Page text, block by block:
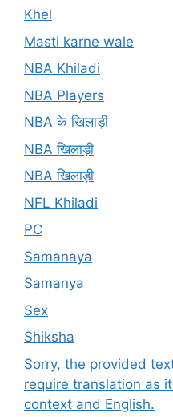
Khel
Masti karne wale
NBA Khiladi
NBA Players
NBA के खिलाड़ी
NBA खिलाड़ी
NBA खिलाड़ी
NFL Khiladi
PC
Samanaya
Samanya
Sex
Shiksha
Sorry, the provided
require translation as
context and English.